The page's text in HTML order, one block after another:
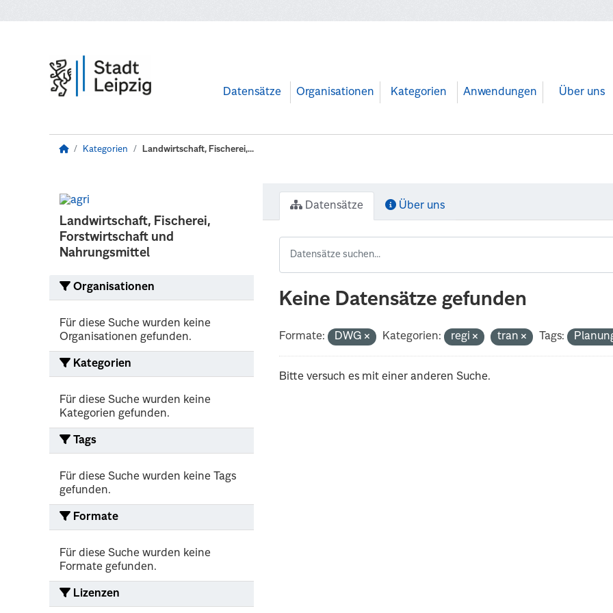
Datensätze Organisationen Kategorien Anwendungen Über uns
Kategorien Landwirtschaft, Fischerei,...
Landwirtschaft, Fischerei,
Forstwirtschaft und
Nahrungsmittel
Organisationen
Für diese Suche wurden keine
Organisationen gefunden.
Kategorien
Für diese Suche wurden keine
Kategorien gefunden.
Tags
Für diese Suche wurden keine Tags
gefunden.
Formate
Für diese Suche wurden keine
Formate gefunden.
Lizenzen
Datensätze Über uns
Keine Datensätze gefunden
Formate: DWG Kategorien: regi tran Tags:
Bitte versuch es mit einer anderen Suche.